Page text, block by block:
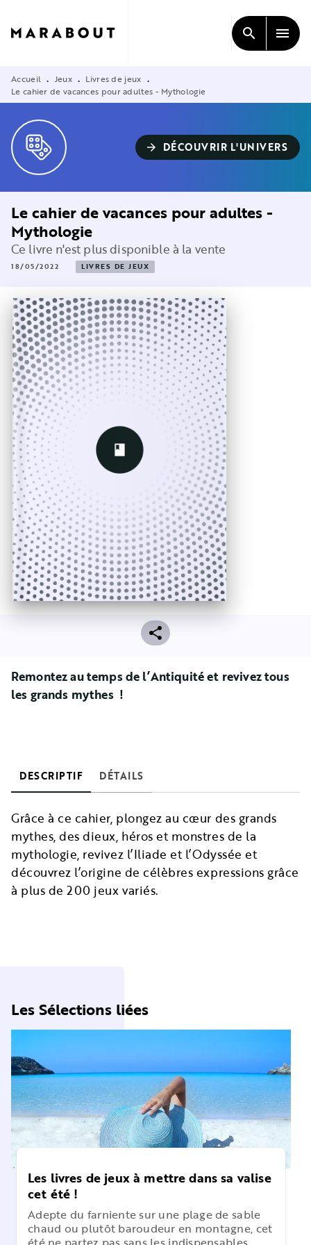
CONTENU
search menu
Accueil • Jeux • Livres de jeux •
Le cahier de vacances pour adultes - Mythologie
arrow_forward DÉCOUVRIR L'UNIVERS
Le cahier de vacances pour adultes -
Mythologie
Ce livre n'est plus disponible à la vente
18/05/2022 LIVRES DE JEUX
Remontez au temps de l’Antiquité et revivez tous
les grands mythes !
DESCRIPTIF DÉTAILS
Grâce à ce cahier, plongez au cœur des grands
mythes, des dieux, héros et monstres de la
mythologie, revivez l’Iliade et l’Odyssée et
découvrez l’origine de célèbres expressions grâce
à plus de 200 jeux variés.
Les Sélections liées
Les livres de jeux à mettre dans sa valise
cet été !
Adepte du farniente sur une plage de sable
chaud ou plutôt baroudeur en montagne, cet